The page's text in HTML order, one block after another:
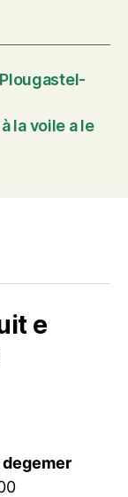
la voile a le
e
degemer